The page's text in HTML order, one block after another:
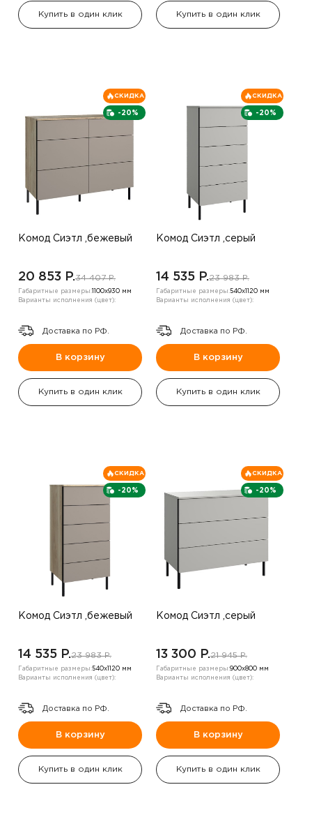
Купить в один клик Купить в один клик
-20%
СКИДКА
Комод Сиэтл ,бежевый
20 853 P.34 407 P.
Габаритные размеры: 1100х930 мм
Варианты исполнения (цвет):
Доставка по РФ.
В корзину
Купить в один клик
-20%
СКИДКА
Комод Сиэтл ,серый
14 535 P.23 983 P.
Габаритные размеры:540х1120 мм
Варианты исполнения (цвет):
Доставка по РФ.
В корзину
Купить в один клик
-20%
СКИДКА
Комод Сиэтл ,бежевый
14 535 P.23 983 P.
Габаритные размеры:540х1120 мм
Варианты исполнения (цвет):
Доставка по РФ.
В корзину
Купить в один клик
-20%
СКИДКА
Комод Сиэтл ,серый
13 300 P.21 945 P.
Габаритные размеры:900х800 мм
Варианты исполнения (цвет):
Доставка по РФ.
В корзину
Купить в один клик